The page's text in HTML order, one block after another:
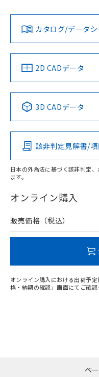
ダウンロードデータをご
みください。
ソフトウェアの使用条件
対応済み
中国 RoHS 注意事項
Pb Hg
O
在庫等で未対応品が混
問い合わせください。
LR型式承認
（イギリス
船舶規格）
DNV型
（ノル
No No
この
その他の認証は
カタログ/データ
2D CADデータ
3D CADデータ
該非判定見解書/
日本の外為法に基づく該非判定
ます。
オンライン購入
販売価格（税込）
オンライン購入における出荷予
格・納期の確認」画面にてご確認
ペ